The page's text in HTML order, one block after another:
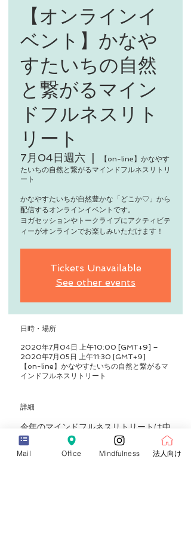
【オンラインイ
ベント】かなや
すたいちの自然
と繋がるマイン
ドフルネスリト
リート
7月04日週六
  |
【on-line】かなやす
たいちの自然と繋がるマインドフルネスリトリ
ート
かなやすたいちが自然豊かな「どこか♡」から
配信するオンラインイベントです。
ヨガセッションやトークライブにアクティビテ
ィーがオンラインでお楽しみいただけます！
Tickets Unavailable
See other events
日時・場所
2020年7月04日 上午10:00 [GMT+9] –
2020年7月05日 上午11:30 [GMT+9]
【on-line】かなやすたいちの自然と繋がるマ
インドフルネスリトリート
詳細
今年のマインドフルネスリトリートは中
止にいたしましたが、
講師仲間と話し合った結果、「オンライ
Mail Office Mindfulness 法人向け